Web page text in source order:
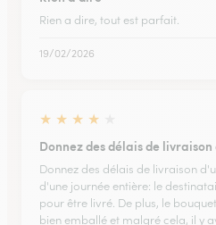
Rien a dire, tout est parfait.
19/02/2026
★ ★ ★ ★
Donnez des délais de
Donnez des délais de livraison
d'une journée entière: le
pour être livré. De plus, le
bien emballé et malgré cela, il y